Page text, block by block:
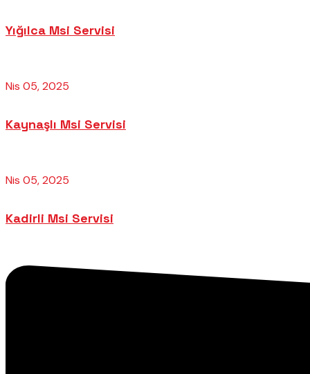
Yığılca Msi Servisi
Nis 05, 2025
Kaynaşlı Msi Servisi
Nis 05, 2025
Kadirli Msi Servisi